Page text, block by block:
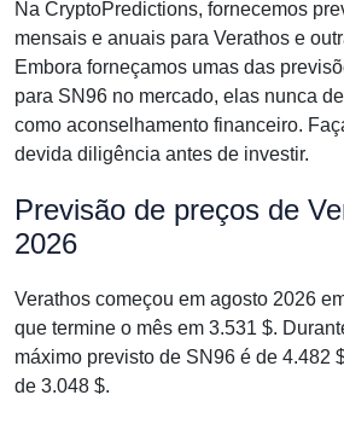
Na CryptoPredictions, fornecemos
mensais e anuais para Verathos e
Embora forneçamos umas das
para SN96 no mercado, elas nunca
como aconselhamento financeiro.
devida diligência antes de investir.
Previsão de preços de
2026
Verathos começou em agosto 2026
que termine o mês em 3.531 $.
máximo previsto de SN96 é de 4.482
de 3.048 $.